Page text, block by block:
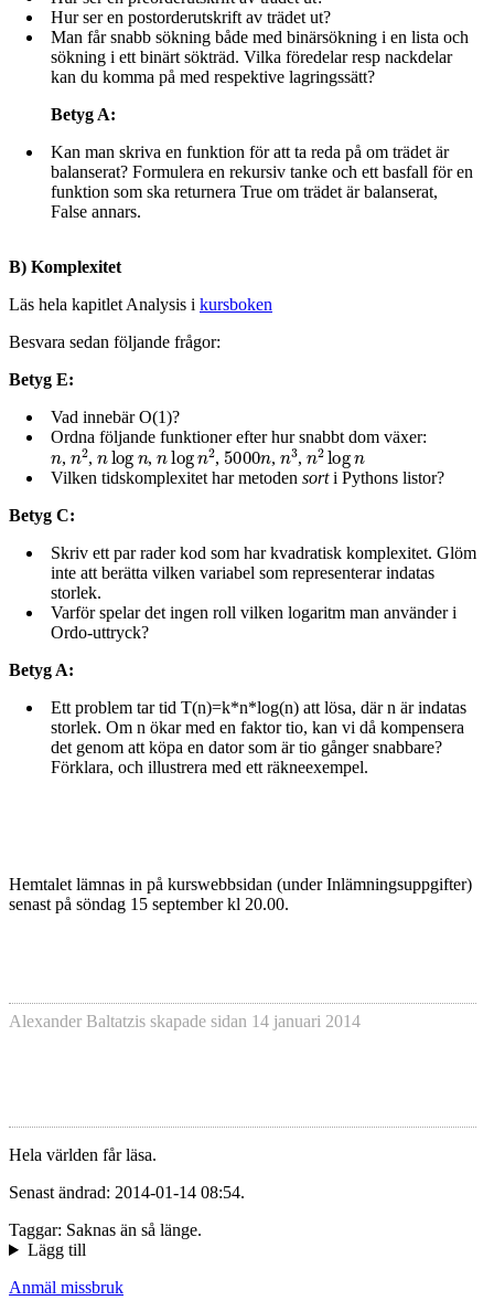
Hur ser en postorderutskrift av trädet ut?
Man får snabb sökning både med binärsökning i en lista och
sökning i ett binärt sökträd. Vilka föredelar resp nackdelar
kan du komma på med respektive lagringssätt?
Betyg A:
Kan man skriva en funktion för att ta reda på om trädet är
balanserat? Formulera en rekursiv tanke och ett basfall för en
funktion som ska returnera True om trädet är balanserat,
False annars.
B) Komplexitet
Läs hela kapitlet Analysis i kursboken
Besvara sedan följande frågor:
Betyg E:
Vad innebär O(1)?
Ordna följande funktioner efter hur snabbt dom växer:
n, n2, nlogn ,nlogn2 ,5000n,n3,n2logn
Vilken tidskomplexitet har metoden sorti Pythons listor?
Betyg C:
Skriv ett par rader kod som har kvadratisk komplexitet. Glöm
inte att berätta vilken variabel som representerar indatas
storlek.
Varför spelar det ingen roll vilken logaritm man använder i
Ordo-uttryck?
Betyg A:
Ett problem tar tid T(n)=k*n*log(n) att lösa, där n är indatas
storlek. Om n ökar med en faktor tio, kan vi då kompensera
det genom att köpa en dator som är tio gånger snabbare?
Förklara, och illustrera med ett räkneexempel.
Hemtalet lämnas in på kurswebbsidan (under Inlämningsuppgifter)
senast på söndag 15 september kl 20.00.
Alexander Baltatzis skapade sidan 14 januari 2014
Hela världen får läsa.
Senast ändrad: 2014-01-14 08:54.
Taggar: Saknas än så länge.
Lägg till
Anmäl missbruk